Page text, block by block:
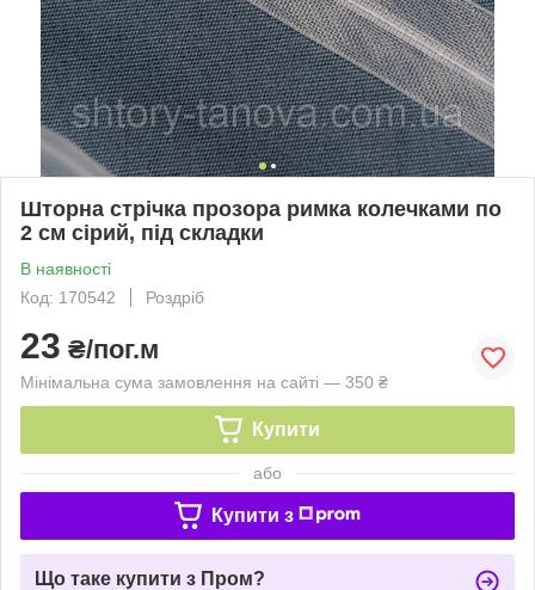
Шторна стрічка прозора римка колечками по
2 см сірий, під складки
В наявності
Код: 170542
Роздріб
23 ₴/пог.м
Мінімальна сума замовлення на сайті — 350 ₴
Купити
або
Купити з
Що таке купити з Пром?